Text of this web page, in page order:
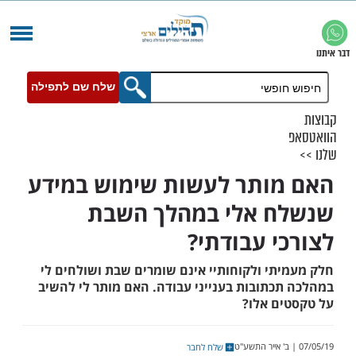
שלח שם לתפילה
לעשות שימוש במידע
אלי במהלך השבת
עבודתי?
ולקוחותיי אינם שומרים שבת ושולחים לי